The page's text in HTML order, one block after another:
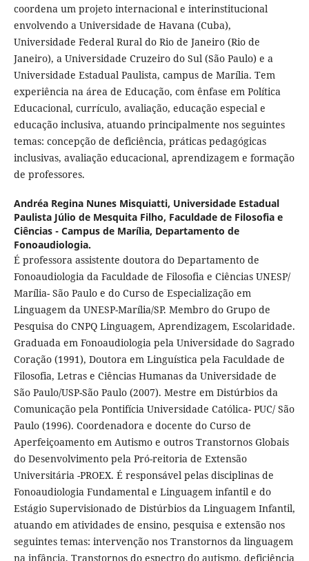
coordena um projeto internacional e interinstitucional
envolvendo a Universidade de Havana (Cuba),
Universidade Federal Rural do Rio de Janeiro (Rio de
Janeiro), a Universidade Cruzeiro do Sul (São Paulo) e a
Universidade Estadual Paulista, campus de Marília. Tem
experiência na área de Educação, com ênfase em Política
Educacional, currículo, avaliação, educação especial e
educação inclusiva, atuando principalmente nos seguintes
temas: concepção de deficiência, práticas pedagógicas
inclusivas, avaliação educacional, aprendizagem e formação
de professores.
Andréa Regina Nunes Misquiatti, Universidade Estadual
Paulista Júlio de Mesquita Filho, Faculdade de Filosofia e
Ciências - Campus de Marília, Departamento de
Fonoaudiologia.
É professora assistente doutora do Departamento de
Fonoaudiologia da Faculdade de Filosofia e Ciências UNESP/
Marília- São Paulo e do Curso de Especialização em
Linguagem da UNESP-Marília/SP. Membro do Grupo de
Pesquisa do CNPQ Linguagem, Aprendizagem, Escolaridade.
Graduada em Fonoaudiologia pela Universidade do Sagrado
Coração (1991), Doutora em Linguística pela Faculdade de
Filosofia, Letras e Ciências Humanas da Universidade de
São Paulo/USP-São Paulo (2007). Mestre em Distúrbios da
Comunicação pela Pontifícia Universidade Católica- PUC/ São
Paulo (1996). Coordenadora e docente do Curso de
Aperfeiçoamento em Autismo e outros Transtornos Globais
do Desenvolvimento pela Pró-reitoria de Extensão
Universitária -PROEX. É responsável pelas disciplinas de
Fonoaudiologia Fundamental e Linguagem infantil e do
Estágio Supervisionado de Distúrbios da Linguagem Infantil,
atuando em atividades de ensino, pesquisa e extensão nos
seguintes temas: intervenção nos Transtornos da linguagem
na infância, Transtornos do espectro do autismo, deficiência